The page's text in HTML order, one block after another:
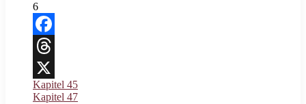
6
Facebook
Threads
X
Kapitel 45
Kapitel 47